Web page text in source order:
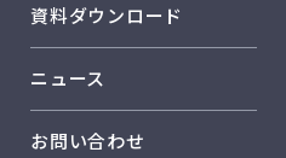
製品用途分野一覧
日本ポリプロのソリューショ
技術
研究体制・研究所紹介
コア技術 メタロセン触媒
コア技術 複合材料設計技術
資料ダウンロード
ニュース
お問い合わせ